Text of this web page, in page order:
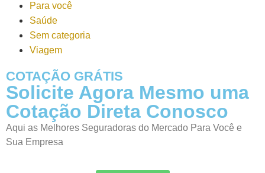
Para você
Saúde
Sem categoria
Viagem
COTAÇÃO GRÁTIS
Solicite Agora Mesmo uma
Cotação Direta Conosco
Aqui as Melhores Seguradoras do Mercado Para Você e
Sua Empresa